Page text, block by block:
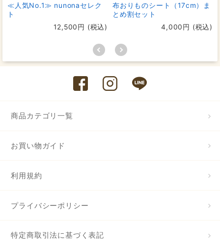
≪人気No.1≫ nunonaセレク
ト
12,500円 (税込)
布おりものシート（17cm）ま
とめ割セット
4,000円 (税込)
商品カテゴリ一覧
お買い物ガイド
利用規約
プライバシーポリシー
特定商取引法に基づく表記